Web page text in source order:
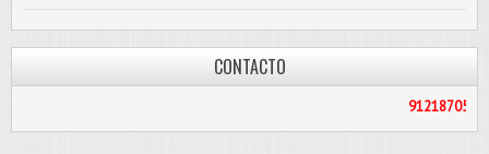
CONTACTO